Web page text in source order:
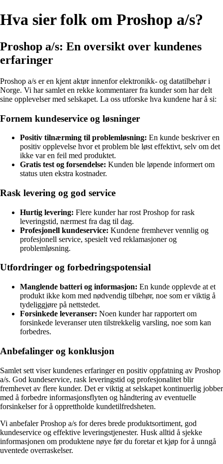
Hva sier folk om Proshop a/s?
Proshop a/s: En oversikt over kundenes
erfaringer
Proshop a/s er en kjent aktør innenfor elektronikk- og datatilbehør i
Norge. Vi har samlet en rekke kommentarer fra kunder som har delt
sine opplevelser med selskapet. La oss utforske hva kundene har å si:
Fornem kundeservice og løsninger
Positiv tilnærming til problemløsning: En kunde beskriver en
positiv opplevelse hvor et problem ble løst effektivt, selv om det
ikke var en feil med produktet.
Gratis test og forsendelse: Kunden ble løpende informert om
status uten ekstra kostnader.
Rask levering og god service
Hurtig levering: Flere kunder har rost Proshop for rask
leveringstid, nærmest fra dag til dag.
Profesjonell kundeservice: Kundene fremhever vennlig og
profesjonell service, spesielt ved reklamasjoner og
problemløsning.
Utfordringer og forbedringspotensial
Manglende batteri og informasjon: En kunde opplevde at et
produkt ikke kom med nødvendig tilbehør, noe som er viktig å
tydeliggjøre på nettstedet.
Forsinkede leveranser: Noen kunder har rapportert om
forsinkede leveranser uten tilstrekkelig varsling, noe som kan
forbedres.
Anbefalinger og konklusjon
Samlet sett viser kundenes erfaringer en positiv oppfatning av Proshop
a/s. God kundeservice, rask leveringstid og profesjonalitet blir
fremhevet av flere kunder. Det er viktig at selskapet kontinuerlig jobber
med å forbedre informasjonsflyten og håndtering av eventuelle
forsinkelser for å opprettholde kundetilfredsheten.
Vi anbefaler Proshop a/s for deres brede produktsortiment, god
kundeservice og effektive leveringstjenester. Husk alltid å sjekke
informasjonen om produktene nøye før du foretar et kjøp for å unngå
uventede overraskelser.